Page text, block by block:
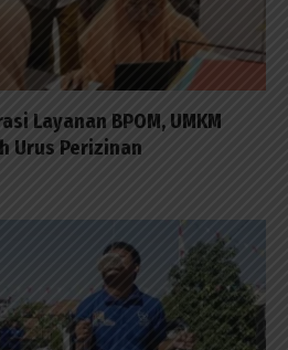
Layanan BPOM, UMKM
Urus Perizinan